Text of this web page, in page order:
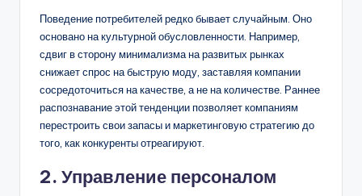
Поведение потребителей редко бывает случайным. Оно
основано на культурной обусловленности. Например,
сдвиг в сторону минимализма на развитых рынках
снижает спрос на быструю моду, заставляя компании
сосредоточиться на качестве, а не на количестве. Раннее
распознавание этой тенденции позволяет компаниям
перестроить свои запасы и маркетинговую стратегию до
того, как конкуренты отреагируют.
2. Управление персоналом